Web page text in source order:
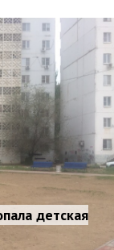
детская